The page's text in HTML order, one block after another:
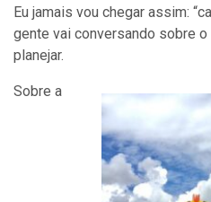
Eu jamais vou chegar assim:
gente vai conversando sobre
planejar.
Sobre a